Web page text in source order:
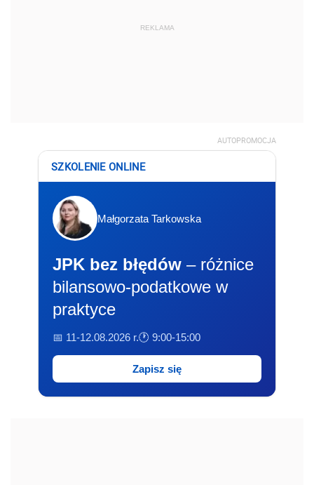
REKLAMA
AUTOPROMOCJA
SZKOLENIE ONLINE
Małgorzata Tarkowska
JPK bez błędów – różnice
bilansowo-podatkowe w
praktyce
📅 11-12.08.2026 r.🕐 9:00-15:00
Zapisz się